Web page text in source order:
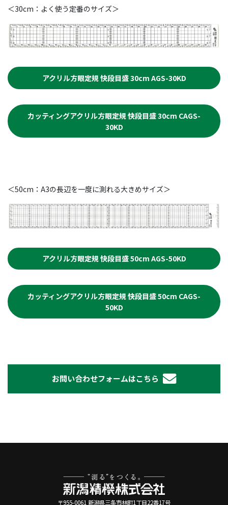
＜30cm：よく使う定番のサイズ＞
アクリル方眼定規 快段目盛 30cm AGS-30KD
カッティングアクリル方眼定規 快段目盛 30cm CAGS-
30KD
＜50cm：A3の長辺を一度に測れる大きめサイズ＞
アクリル方眼定規 快段目盛 50cm AGS-50KD
カッティングアクリル方眼定規 快段目盛 50cm CAGS-
50KD
お問い合わせフォームはこちら
〒955-0061 新潟県三条市林町1丁目22番17号